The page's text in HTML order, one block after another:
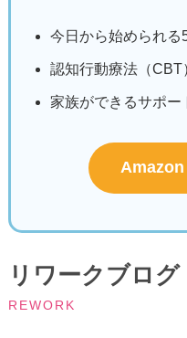
今日から始められる
認知行動療法（CBT
家族ができるサポー
リワークブログ
REWORK